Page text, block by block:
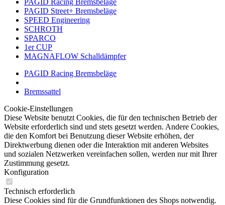
PAGID Racing Bremsbeläge
PAGID Street+ Bremsbeläge
SPEED Engineering
SCHROTH
SPARCO
1er CUP
MAGNAFLOW Schalldämpfer
PAGID Racing Bremsbeläge
Bremssattel
Cookie-Einstellungen
Diese Website benutzt Cookies, die für den technischen Betrieb der
Website erforderlich sind und stets gesetzt werden. Andere Cookies,
die den Komfort bei Benutzung dieser Website erhöhen, der
Direktwerbung dienen oder die Interaktion mit anderen Websites
und sozialen Netzwerken vereinfachen sollen, werden nur mit Ihrer
Zustimmung gesetzt.
Konfiguration
Technisch erforderlich
Diese Cookies sind für die Grundfunktionen des Shops notwendig.